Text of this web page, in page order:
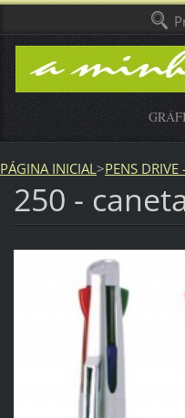
PÁGINA INICIAL >PENS DRIVE
250 -